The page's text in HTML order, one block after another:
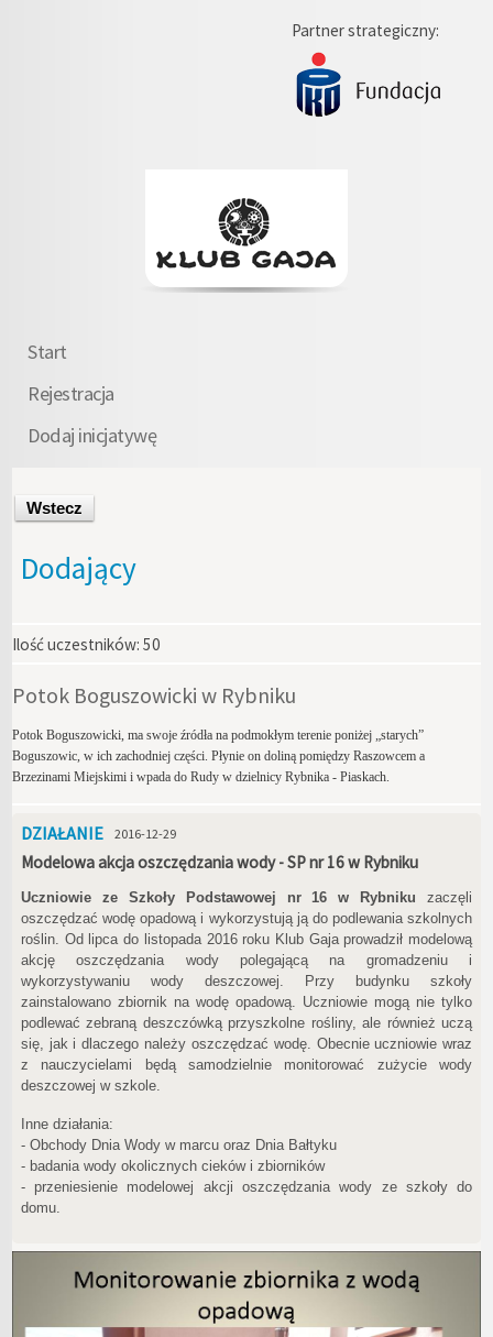
Partner strategiczny:
Start
Rejestracja
Dodaj inicjatywę
Wstecz
Dodający
Ilość uczestników:50
Potok Boguszowicki w Rybniku
Potok Boguszowicki, ma swoje źródła na podmokłym terenie poniżej „starych”
Boguszowic, w ich zachodniej części. Płynie on doliną pomiędzy Raszowcem a
Brzezinami Miejskimi i wpada do Rudy w dzielnicy Rybnika - Piaskach.
DZIAŁANIE 2016-12-29
Modelowa akcja oszczędzania wody - SP nr 16 w Rybniku
Uczniowie ze Szkoły Podstawowej nr 16 w Rybniku zaczęli
oszczędzać wodę opadową i wykorzystują ją do podlewania szkolnych
roślin. Od lipca do listopada 2016 roku Klub Gaja prowadził modelową
akcję oszczędzania wody polegającą na gromadzeniu i
wykorzystywaniu wody deszczowej. Przy budynku szkoły
zainstalowano zbiornik na wodę opadową. Uczniowie mogą nie tylko
podlewać zebraną deszczówką przyszkolne rośliny, ale również uczą
się, jak i dlaczego należy oszczędzać wodę. Obecnie uczniowie wraz
z nauczycielami będą samodzielnie monitorować zużycie wody
deszczowej w szkole.
Inne działania:
- Obchody Dnia Wody w marcu oraz Dnia Bałtyku
- badania wody okolicznych cieków i zbiorników
- przeniesienie modelowej akcji oszczędzania wody ze szkoły do
domu.